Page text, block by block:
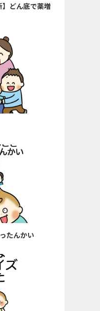
どん底で薬増
たんかい